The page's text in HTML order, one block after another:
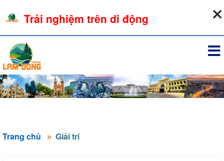
Trang chủ Giải trí
Trải nghiệm trên di động